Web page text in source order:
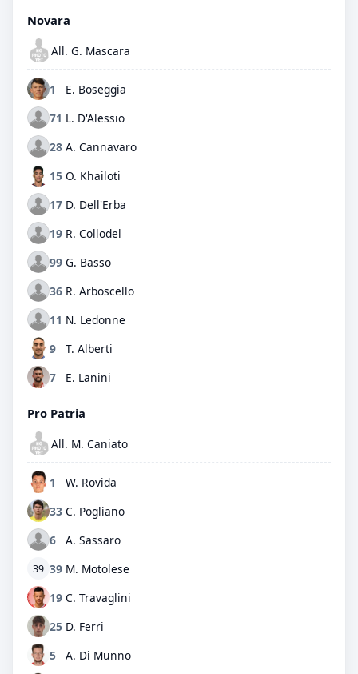
Novara
All. G. Mascara
1
E. Boseggia
71 L. D'Alessio
28 A. Cannavaro
15 O. Khailoti
17 D. Dell'Erba
19 R. Collodel
99 G. Basso
36 R. Arboscello
11 N. Ledonne
9
T. Alberti
7
E. Lanini
Pro Patria
All. M. Caniato
1
W. Rovida
33 C. Pogliano
6
A. Sassaro
39 39 M. Motolese
19 C. Travaglini
25 D. Ferri
5
A. Di Munno